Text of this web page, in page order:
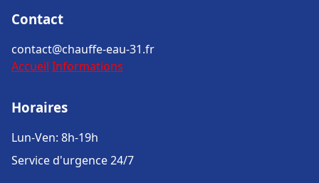
Contact
contact@chauffe-eau-31.fr
Accueil Informations
Horaires
Lun-Ven: 8h-19h
Service d'urgence 24/7